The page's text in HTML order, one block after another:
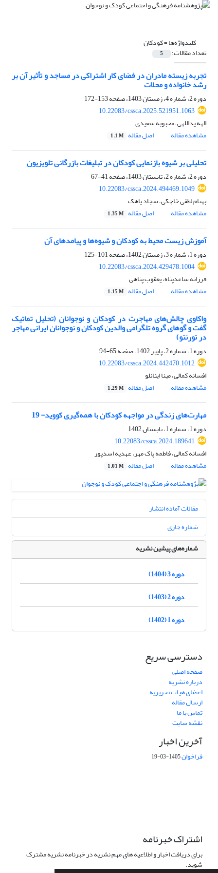
کلیدواژه‌ها =کودکان
تعداد مقالات: 5
تجربه زیسته مادران در فضای کار اشتراکی در مساجد و تأثیر آن بر
رشد خانواده و محلات
دوره 2، شماره 4، زمستان 1403، صفحه
153-172
10.22083/cssca.2025.521951.1063
الهه یداللهی، محبوبه سعیدی
مشاهده مقاله
اصل مقاله 1.1 M
تحلیلی بر شیوه بازنمایی کودکان در تبلیغات بازرگانی تلویزیون
دوره 2، شماره 2، تابستان 1403، صفحه
41-67
10.22083/cssca.2024.494469.1049
بهنام لطفی خاچکی، سجاد یاهک
مشاهده مقاله
اصل مقاله 1.35 M
آموزش زیست محیط به کودکان و شیوه‌ها و پیامدهای آن
دوره 1، شماره 3، زمستان 1402، صفحه
101-125
10.22083/cssca.2024.429478.1004
فرزانه ساعدپناه، یعقوب پناهی
مشاهده مقاله
اصل مقاله 1.15 M
واکاوی چالش‌های مهاجرت در کودکان و نوجوانان (تحلیل تماتیک
گفت و گوهای گروه تلگرامی والدین کودکان و نوجوانان ایرانی مهاجر
در تورنتو)
دوره 1، شماره 2، پاییز 1402، صفحه
65-94
10.22083/cssca.2024.442470.1012
افسانه کمالی، مینا اینانلو
مشاهده مقاله
اصل مقاله 1.29 M
مهارت‌های زندگی در مواجهه کودکان با همه‌گیری کووید- 19
دوره 1، شماره 1، تابستان 1402
10.22083/cssca.2024.189641
افسانه کمالی، فاطمه پاک مهر، عهدیه اسدپور
مشاهده مقاله
اصل مقاله 1.01 M
مقالات آماده انتشار
شماره جاری
شماره‌های پیشین نشریه
دوره 3 (1404)
دوره 2 (1403)
دوره 1 (1402)
دسترسی سریع
صفحه اصلی
درباره نشریه
اعضای هیات تحریریه
ارسال مقاله
تماس با ما
نقشه سایت
آخرین اخبار
فراخوان1405-03-19
اشتراک خبرنامه
برای دریافت اخبار و اطلاعیه های مهم نشریه در خبرنامه نشریه مشترک
شوید.